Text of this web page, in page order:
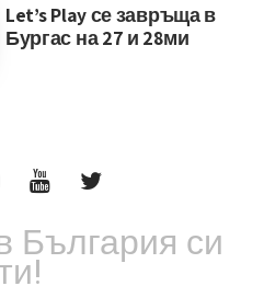
Let’s Play се завръща в
Бургас на 27 и 28ми
България си